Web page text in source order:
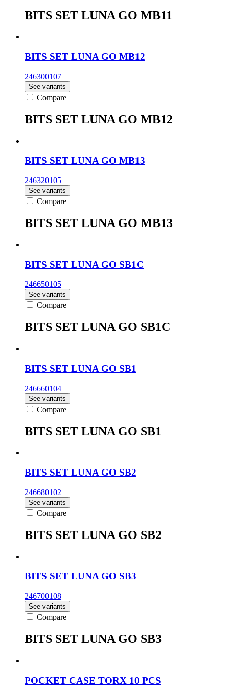
BITS SET LUNA GO MB11
BITS SET LUNA GO MB12
246300107
See variants
Compare
BITS SET LUNA GO MB12
BITS SET LUNA GO MB13
246320105
See variants
Compare
BITS SET LUNA GO MB13
BITS SET LUNA GO SB1C
246650105
See variants
Compare
BITS SET LUNA GO SB1C
BITS SET LUNA GO SB1
246660104
See variants
Compare
BITS SET LUNA GO SB1
BITS SET LUNA GO SB2
246680102
See variants
Compare
BITS SET LUNA GO SB2
BITS SET LUNA GO SB3
246700108
See variants
Compare
BITS SET LUNA GO SB3
POCKET CASE TORX 10 PCS